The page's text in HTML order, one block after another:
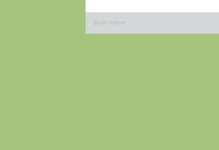
Siyasi Haber